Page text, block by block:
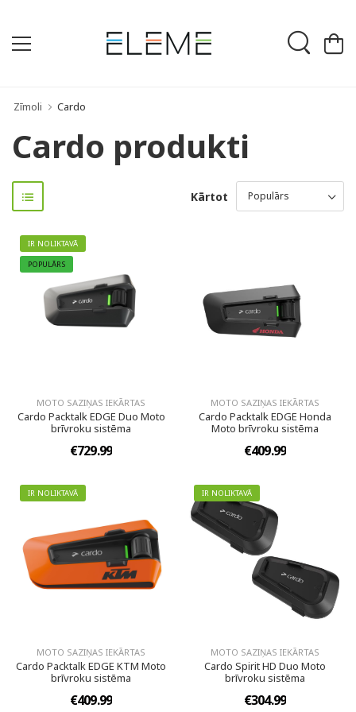
Zīmoli Cardo
Cardo produkti
Kārtot
IR NOLIKTAVĀ
POPULĀRS
MOTO SAZIŅAS IEKĀRTAS
Cardo Packtalk EDGE Duo Moto
brīvroku sistēma
€729.99
MOTO SAZIŅAS IEKĀRTAS
Cardo Packtalk EDGE Honda
Moto brīvroku sistēma
€409.99
IR NOLIKTAVĀ
MOTO SAZIŅAS IEKĀRTAS
Cardo Packtalk EDGE KTM Moto
brīvroku sistēma
€409.99
IR NOLIKTAVĀ
MOTO SAZIŅAS IEKĀRTAS
Cardo Spirit HD Duo Moto
brīvroku sistēma
€304.99